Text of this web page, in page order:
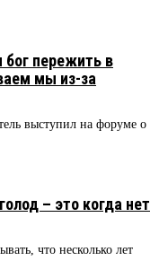
пережить в
мы из-за
выступил на форуме о
– это когда нет
что несколько лет